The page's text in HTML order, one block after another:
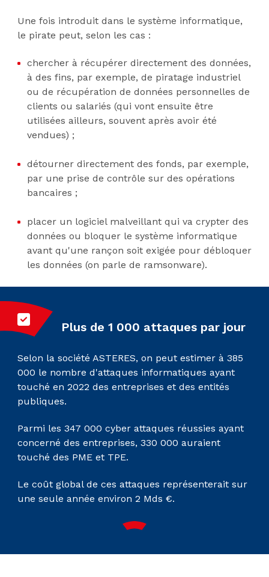
Une fois introduit dans le système informatique,
le pirate peut, selon les cas :
chercher à récupérer directement des données,
à des fins, par exemple, de piratage industriel
ou de récupération de données personnelles de
clients ou salariés (qui vont ensuite être
utilisées ailleurs, souvent après avoir été
vendues) ;
détourner directement des fonds, par exemple,
par une prise de contrôle sur des opérations
bancaires ;
placer un logiciel malveillant qui va crypter des
données ou bloquer le système informatique
avant qu'une rançon soit exigée pour débloquer
les données (on parle de ramsonware).
Plus de 1 000 attaques par jour
Selon la société ASTERES, on peut estimer à 385
000 le nombre d'attaques informatiques ayant
touché en 2022 des entreprises et des entités
publiques.
Parmi les 347 000 cyber attaques réussies ayant
concerné des entreprises, 330 000 auraient
touché des PME et TPE.
Le coût global de ces attaques représenterait sur
une seule année environ 2 Mds €.